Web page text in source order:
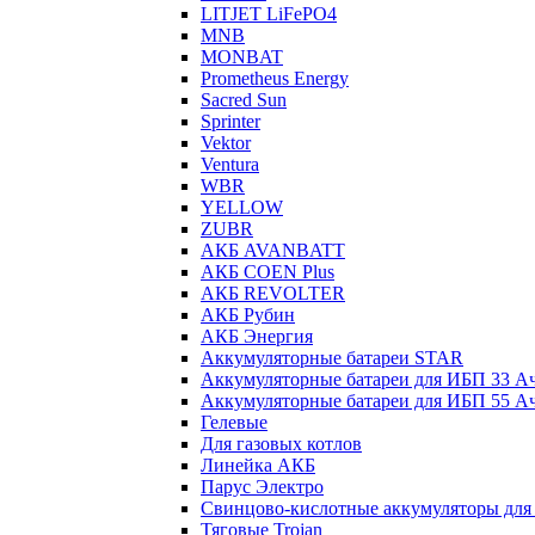
LITJET LiFePO4
MNB
MONBAT
Prometheus Energy
Sacred Sun
Sprinter
Vektor
Ventura
WBR
YELLOW
ZUBR
АКБ AVANBATT
АКБ COEN Plus
АКБ REVOLTER
АКБ Рубин
АКБ Энергия
Аккумуляторные батареи STAR
Аккумуляторные батареи для ИБП 33
Аккумуляторные батареи для ИБП 55
Гелевые
Для газовых котлов
Линейка АКБ
Парус Электро
Свинцово-кислотные аккумуляторы
Тяговые Trojan